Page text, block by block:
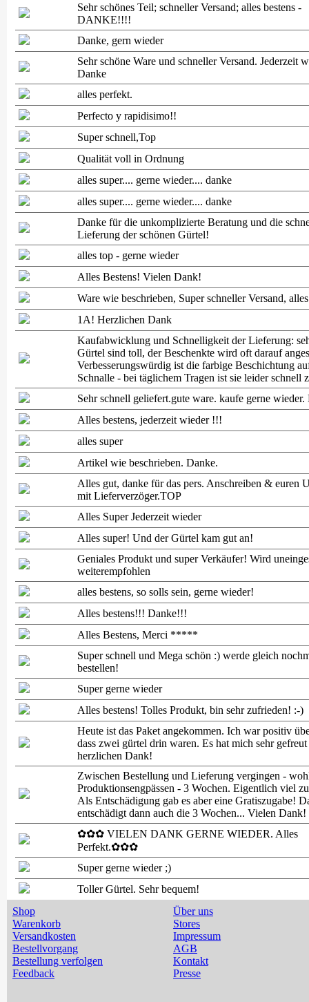
Sehr schönes Teil; schneller Versand; alles bestens -
DANKE!!!!
Danke, gern wieder
Sehr schöne Ware und schneller Versand. Jederzeit
Danke
alles perfekt.
Perfecto y rapidisimo!!
Super schnell,Top
Qualität voll in Ordnung
alles super.... gerne wieder.... danke
alles super.... gerne wieder.... danke
Danke für die unkomplizierte Beratung und die
Lieferung der schönen Gürtel!
alles top - gerne wieder
Alles Bestens! Vielen Dank!
Ware wie beschrieben, Super schneller Versand,
1A! Herzlichen Dank
Kaufabwicklung und Schnelligkeit der Lieferung:
Gürtel sind toll, der Beschenkte wird oft darauf
Verbesserungswürdig ist die farbige Beschichtung
Schnalle - bei täglichem Tragen ist sie leider schnell
Sehr schnell geliefert.gute ware. kaufe gerne
Alles bestens, jederzeit wieder !!!
alles super
Artikel wie beschrieben. Danke.
Alles gut, danke für das pers. Anschreiben & euren
mit Lieferverzöger.TOP
Alles Super Jederzeit wieder
Alles super! Und der Gürtel kam gut an!
Geniales Produkt und super Verkäufer! Wird
weiterempfohlen
alles bestens, so solls sein, gerne wieder!
Alles bestens!!! Danke!!!
Alles Bestens, Merci *****
Super schnell und Mega schön :) werde gleich
bestellen!
Super gerne wieder
Alles bestens! Tolles Produkt, bin sehr zufrieden! :-)
Heute ist das Paket angekommen. Ich war positiv
dass zwei gürtel drin waren. Es hat mich sehr
herzlichen Dank!
Zwischen Bestellung und Lieferung vergingen -
Produktionsengpässen - 3 Wochen. Eigentlich viel
Als Entschädigung gab es aber eine Gratiszugabe!
entschädigt dann auch die 3 Wochen... Vielen Dank!
✿✿✿ VIELEN DANK GERNE WIEDER. Alles
Perfekt.✿✿✿
Super gerne wieder ;)
Toller Gürtel. Sehr bequem!
Shop
Warenkorb
Versandkosten
Bestellvorgang
Bestellung verfolgen
Feedback
Über uns
Stores
Impressum
AGB
Kontakt
Presse